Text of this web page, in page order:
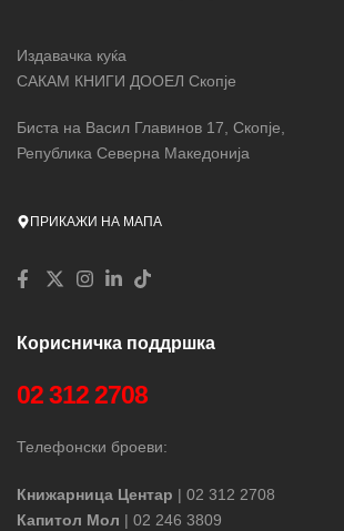
Издавачка куќа
САКАМ КНИГИ ДООЕЛ Скопје
Биста на Васил Главинов 17, Скопје,
Република Северна Македонија
ПРИКАЖИ НА МАПА
Корисничка поддршка
02 312 2708
Телефонски броеви:
Книжарница Центар | 02 312 2708
Капитол Мол | 02 246 3809